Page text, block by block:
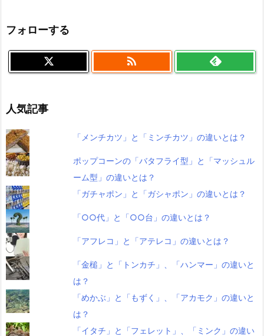
フォローする

人気記事
「メンチカツ」と「ミンチカツ」の違いとは？
ポップコーンの「バタフライ型」と「マッシュル
ーム型」の違いとは？
「ガチャポン」と「ガシャポン」の違いとは？
「○○代」と「○○台」の違いとは？
「アフレコ」と「アテレコ」の違いとは？
「金槌」と「トンカチ」、「ハンマー」の違いと
は？
「めかぶ」と「もずく」、「アカモク」の違いと
は？
「イタチ」と「フェレット」、「ミンク」の違い